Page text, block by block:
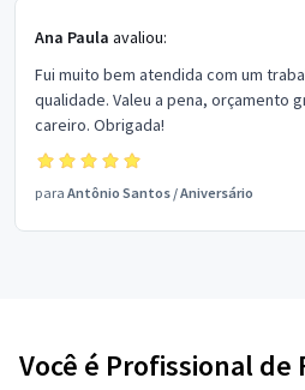
Ana Paula avaliou:
Fui muito bem atendida com um
qualidade. Valeu a pena, orçamento
careiro. Obrigada!
para Antônio Santos /Aniversário
Você é Profissional de